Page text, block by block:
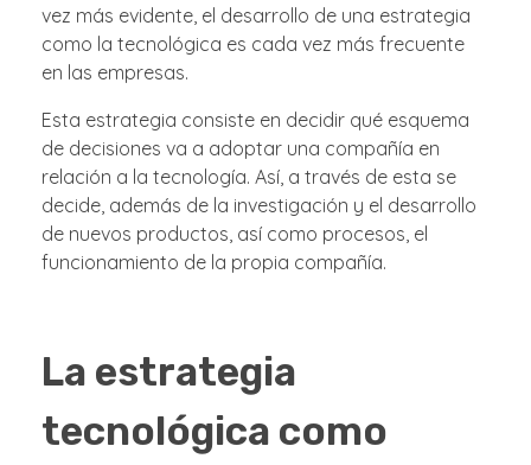
vez más evidente, el desarrollo de una estrategia
como la tecnológica es cada vez más frecuente
en las empresas.
Esta estrategia consiste en decidir qué esquema
de decisiones va a adoptar una compañía en
relación a la tecnología. Así, a través de esta se
decide, además de la investigación y el desarrollo
de nuevos productos, así como procesos, el
funcionamiento de la propia compañía.
La estrategia
tecnológica como